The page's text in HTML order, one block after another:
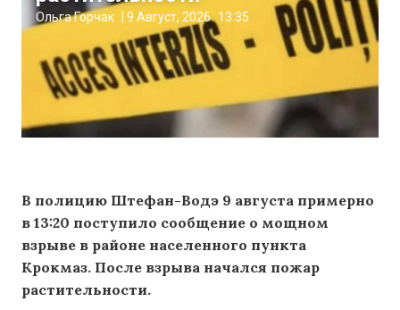
Ольга Горчак 9 Август, 2026 13:35
В полицию Штефан-Водэ 9 августа примерно
в 13:20 поступило сообщение о мощном
взрыве в районе населенного пункта
Крокмаз. После взрыва начался пожар
растительности.